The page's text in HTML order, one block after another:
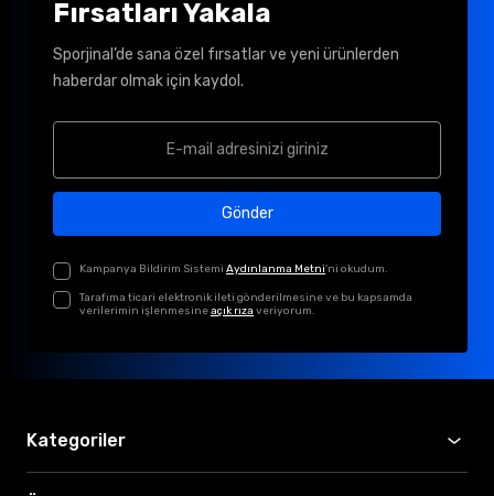
Fırsatları Yakala
Sporjinal’de sana özel fırsatlar ve yeni ürünlerden
haberdar olmak için kaydol.
Gönder
Kampanya Bildirim Sistemi Aydınlanma Metni'ni okudum.
Tarafıma ticari elektronik ileti gönderilmesine ve bu kapsamda
verilerimin işlenmesineaçık rıza veriyorum.
Kategoriler